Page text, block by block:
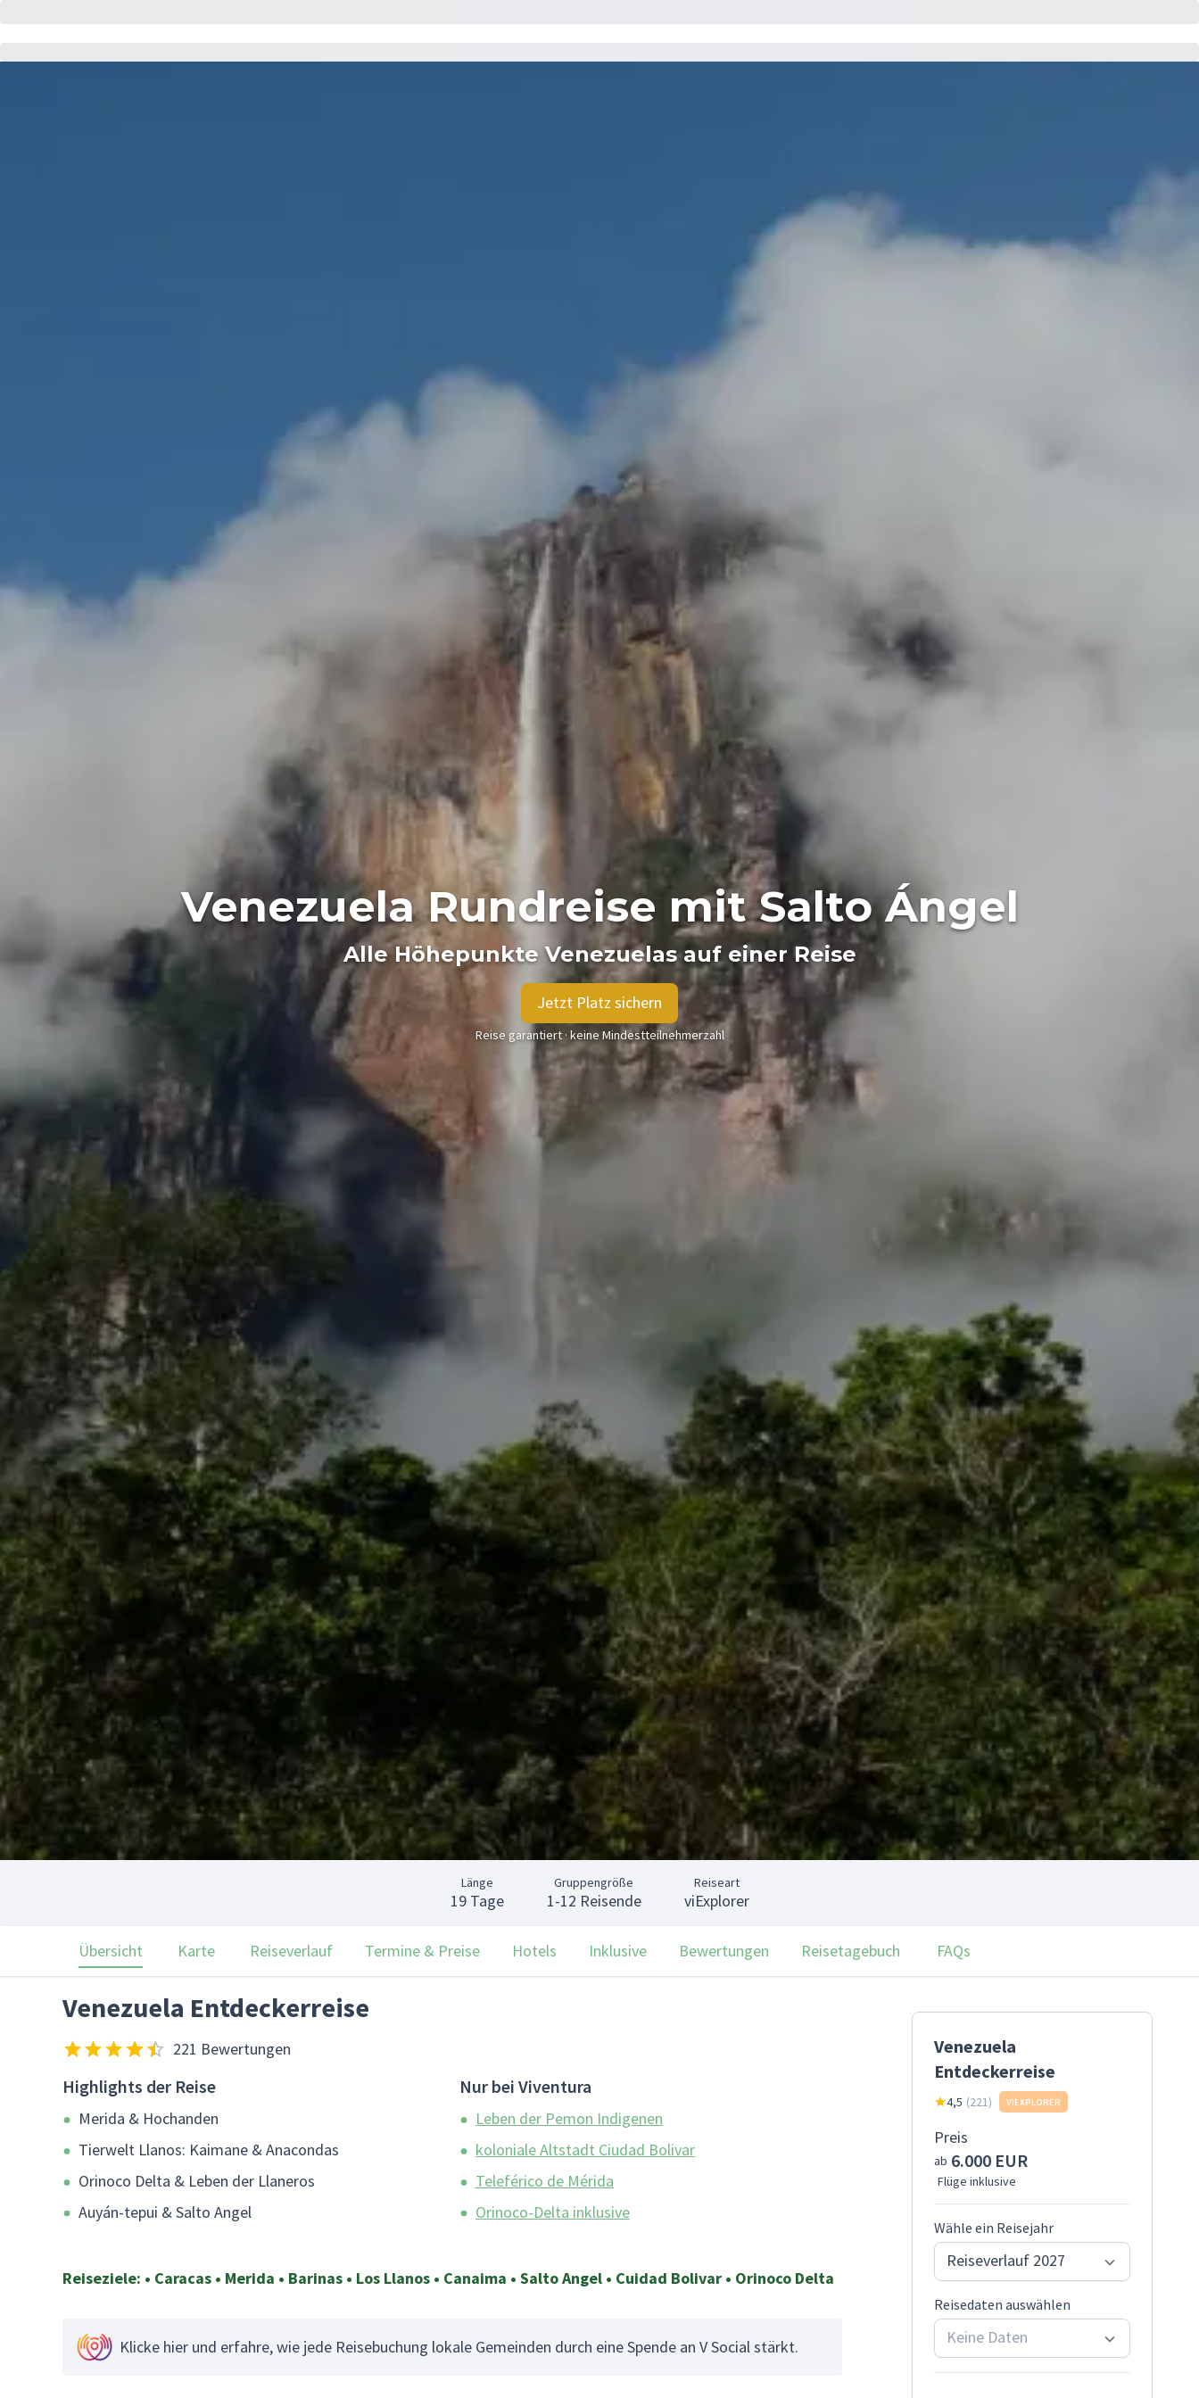
Venezuela Rundreise mit Salto Ángel
Alle Höhepunkte Venezuelas auf einer Reise
Jetzt Platz sichern
Reise garantiert · keine Mindestteilnehmerzahl
Länge
19 Tage
Gruppengröße
1-12 Reisende
Reiseart
viExplorer
Übersicht Karte Reiseverlauf Termine & Preise Hotels Inklusive Bewertungen Reisetagebuch FAQs
Venezuela Entdeckerreise
221 Bewertungen
Highlights der Reise
Merida & Hochanden
Tierwelt Llanos: Kaimane & Anacondas
Orinoco Delta & Leben der Llaneros
Auyán-tepui & Salto Angel
Nur bei Viventura
Leben der Pemon Indigenen
koloniale Altstadt Ciudad Bolivar
Teleférico de Mérida
Orinoco-Delta inklusive
Reiseziele: • Caracas • Merida • Barinas • Los Llanos • Canaima • Salto Angel • Cuidad Bolivar • Orinoco Delta
Klicke hier und erfahre, wie jede Reisebuchung lokale Gemeinden durch eine Spende an V Social stärkt.
Venezuela
Entdeckerreise
4,5 (221) VIEXPLORER
Preis
ab 6.000 EUR
Flüge inklusive
Wähle ein Reisejahr
Reiseverlauf 2027
Reisedaten auswählen
Keine Daten